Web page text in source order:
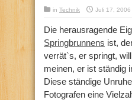
in Technik Juli 17, 2006
Die herausragende
Springbrunnens ist,
verrät`s, er springt, will
meinen, er ist ständig
Diese ständige
Fotografen eine